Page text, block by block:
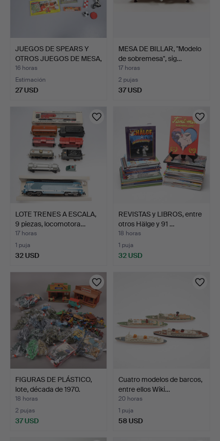
JUEGOS DE SPEARS Y
OTROS JUEGOS DE MESA,
I…
16 horas
Estimación
27 USD
MESA DE BILLAR, "Modelo
de sobremesa", sig…
17 horas
2 pujas
37 USD
LOTE TRENES A ESCALA,
9 piezas, locomotora…
17 horas
1 puja
32 USD
REVISTAS y LIBROS, entre
otros Hälge y 91 …
18 horas
1 puja
32 USD
FIGURAS DE PLÁSTICO,
lote, década de 1970.
18 horas
2 pujas
37 USD
Cuatro modelos de barcos,
entre ellos Wiki…
20 horas
1 puja
58 USD